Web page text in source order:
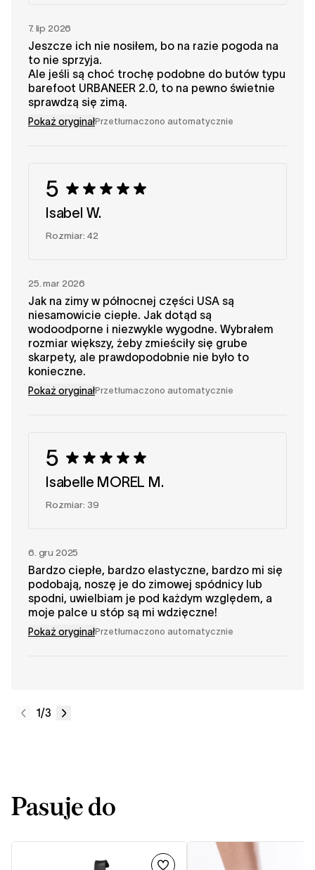
7. lip 2026
Jeszcze ich nie nosiłem, bo na razie pogoda na
to nie sprzyja.
Ale jeśli są choć trochę podobne do butów typu
barefoot URBANEER 2.0, to na pewno świetnie
sprawdzą się zimą.
Pokaż oryginałPrzetłumaczono automatycznie
5
Isabel W.
Rozmiar: 42
25. mar 2026
Jak na zimy w północnej części USA są
niesamowicie ciepłe. Jak dotąd są
wodoodporne i niezwykle wygodne. Wybrałem
rozmiar większy, żeby zmieściły się grube
skarpety, ale prawdopodobnie nie było to
konieczne.
Pokaż oryginałPrzetłumaczono automatycznie
5
Isabelle MOREL M.
Rozmiar: 39
6. gru 2025
Bardzo ciepłe, bardzo elastyczne, bardzo mi się
podobają, noszę je do zimowej spódnicy lub
spodni, uwielbiam je pod każdym względem, a
moje palce u stóp są mi wdzięczne!
Pokaż oryginałPrzetłumaczono automatycznie
1/3
Pasuje do